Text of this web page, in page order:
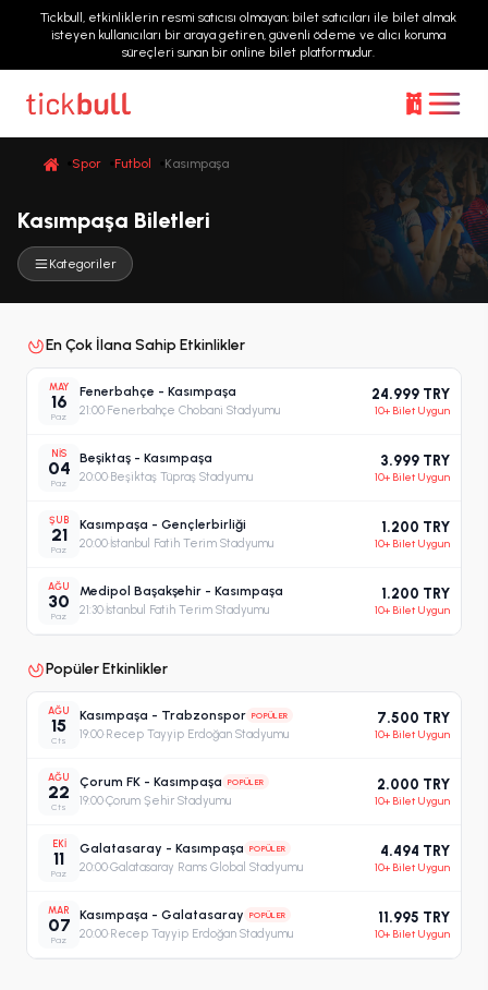
Tickbull, etkinliklerin resmi satıcısı olmayan; bilet satıcıları ile bilet almak
isteyen kullanıcıları bir araya getiren, güvenli ödeme ve alıcı koruma
süreçleri sunan bir online bilet platformudur.
Spor Futbol Kasımpaşa
Kasımpaşa Biletleri
Kategoriler
En Çok İlana Sahip Etkinlikler
MAY
16
Paz
Fenerbahçe - Kasımpaşa
21:00·Fenerbahçe Chobani Stadyumu
24.999 TRY
10+ Bilet Uygun
NIS
04
Paz
Beşiktaş - Kasımpaşa
20:00·Beşiktaş Tüpraş Stadyumu
3.999 TRY
10+ Bilet Uygun
ŞUB
21
Paz
Kasımpaşa - Gençlerbirliği
20:00·İstanbul Fatih Terim Stadyumu
1.200 TRY
10+ Bilet Uygun
AĞU
30
Paz
Medipol Başakşehir - Kasımpaşa
21:30·İstanbul Fatih Terim Stadyumu
1.200 TRY
10+ Bilet Uygun
Popüler Etkinlikler
AĞU
15
Cts
Kasımpaşa - Trabzonspor POPÜLER
19:00·Recep Tayyip Erdoğan Stadyumu
7.500 TRY
10+ Bilet Uygun
AĞU
22
Cts
Çorum FK - Kasımpaşa POPÜLER
19:00·Çorum Şehir Stadyumu
2.000 TRY
10+ Bilet Uygun
EKI
11
Paz
Galatasaray - Kasımpaşa POPÜLER
20:00·Galatasaray Rams Global Stadyumu
4.494 TRY
10+ Bilet Uygun
MAR
07
Paz
Kasımpaşa - Galatasaray POPÜLER
20:00·Recep Tayyip Erdoğan Stadyumu
11.995 TRY
10+ Bilet Uygun